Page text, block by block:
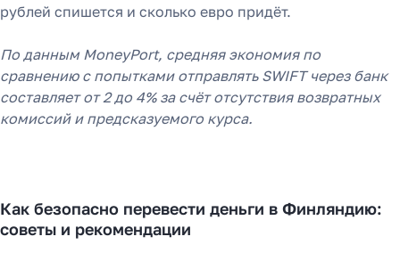
рублей спишется и сколько евро придёт.
По данным MoneyPort, средняя экономия по
сравнению с попытками отправлять SWIFT через банк
составляет от 2 до 4% за счёт отсутствия возвратных
комиссий и предсказуемого курса.
Как безопасно перевести деньги в Финляндию:
советы и рекомендации